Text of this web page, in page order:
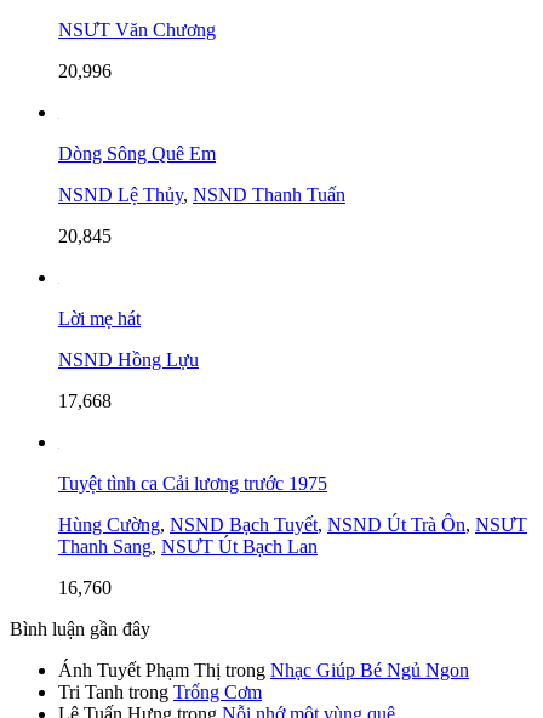
NSƯT Văn Chương
20,996
Dòng Sông Quê Em
NSND Lệ Thủy, NSND Thanh Tuấn
20,845
Lời mẹ hát
NSND Hồng Lựu
17,668
Tuyệt tình ca Cải lương trước 1975
Hùng Cường, NSND Bạch Tuyết, NSND Út Trà Ôn, NSƯT
Thanh Sang, NSƯT Út Bạch Lan
16,760
Bình luận gần đây
Ánh Tuyết Phạm Thị trong Nhạc Giúp Bé Ngủ Ngon
Tri Tanh trong Trống Cơm
Lê Tuấn Hưng trong Nỗi nhớ một vùng quê